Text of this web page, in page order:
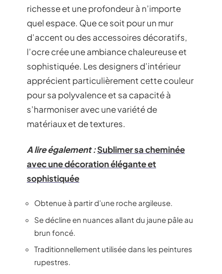
richesse et une profondeur à n’importe
quel espace. Que ce soit pour un mur
d’accent ou des accessoires décoratifs,
l’ocre crée une ambiance chaleureuse et
sophistiquée. Les designers d’intérieur
apprécient particulièrement cette couleur
pour sa polyvalence et sa capacité à
s’harmoniser avec une variété de
matériaux et de textures.
A lire également :Sublimer sa cheminée
avec une décoration élégante et
sophistiquée
Obtenue à partir d’une roche argileuse.
Se décline en nuances allant du jaune pâle au
brun foncé.
Traditionnellement utilisée dans les peintures
rupestres.